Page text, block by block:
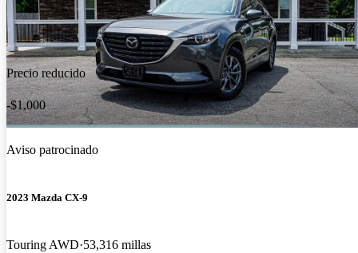
Precio reducido
-$1,000
Aviso patrocinado
2023 Mazda CX-9
Touring AWD 53,316 millas